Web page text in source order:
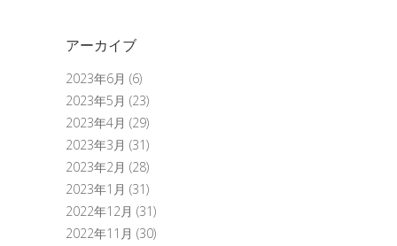
アーカイブ
2023年6月 (6)
2023年5月 (23)
2023年4月 (29)
2023年3月 (31)
2023年2月 (28)
2023年1月 (31)
2022年12月 (31)
2022年11月 (30)